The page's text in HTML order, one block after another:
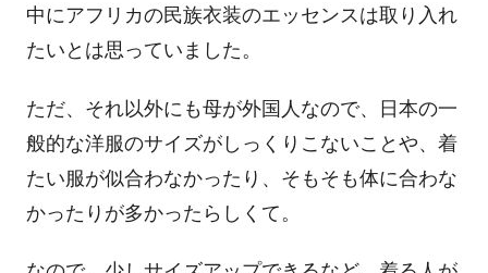
中にアフリカの民族衣装のエッセンスは取り入れ
たいとは思っていました。
ただ、それ以外にも母が外国人なので、日本の一
般的な洋服のサイズがしっくりこないことや、着
たい服が似合わなかったり、そもそも体に合わな
かったりが多かったらしくて。